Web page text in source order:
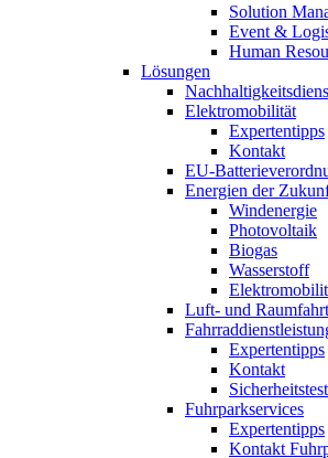
Solution
Event &
Human
Lösungen
Elektromobilität
Expertentipps
Kontakt
EU-
Energien der
Windenergie
Photovoltaik
Biogas
Wasserstoff
Luft- und
Expertentipps
Kontakt
Fuhrparkservices
Expertentipps
Kontakt